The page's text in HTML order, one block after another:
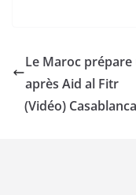
Le Maroc prépare
après Aid al Fitr
(Vidéo)